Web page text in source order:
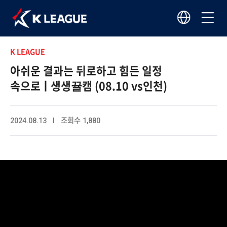
K LEAGUE
아쉬운 결과는 뒤로하고 힘든 일정
속으로ㅣ생생뀰캠 (08.10 vs인천)
2024.08.13 I 조회수 1,880